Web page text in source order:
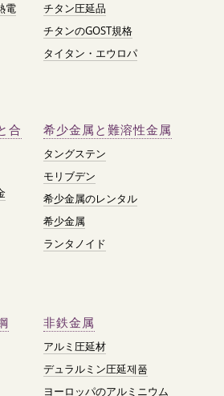
電
チタン圧延品
チタンのGOST規格
タイタン・エウロパ
合
希少金属と難溶性金属
タングステン
モリブデン
希少金属のレンタル
希少金属
ランタノイド
非鉄金属
アルミ圧延材
デュラルミン圧延제품
ヨーロッパのアルミニウム